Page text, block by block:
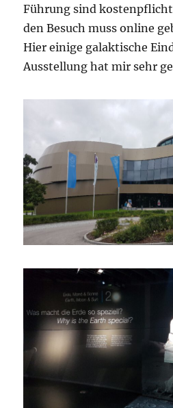
Führung sind
den Besuch muss online
Hier einige galaktische
Ausstellung hat mir sehr